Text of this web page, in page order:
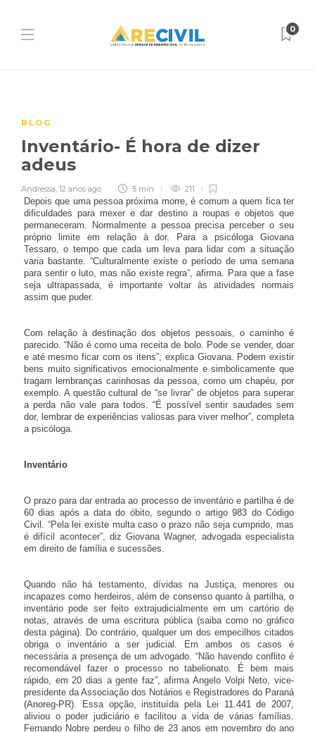
0
BLOG
Inventário- É hora de dizer
adeus
Andressa, 12 anos ago 5 min 211
Depois que uma pessoa próxima morre, é comum a quem fica ter
dificuldades para mexer e dar destino a roupas e objetos que
permaneceram. Normalmente a pessoa precisa perceber o seu
próprio limite em relação à dor. Para a psicóloga Giovana
Tessaro, o tempo que cada um leva para lidar com a situação
varia bastante. “Culturalmente existe o período de uma semana
para sentir o luto, mas não existe regra”, afirma. Para que a fase
seja ultrapassada, é importante voltar às atividades normais
assim que puder.
Com relação à destinação dos objetos pessoais, o caminho é
parecido. “Não é como uma receita de bolo. Pode se vender, doar
e até mesmo ficar com os itens”, explica Giovana. Podem existir
bens muito significativos emocionalmente e simbolicamente que
tragam lembranças carinhosas da pessoa, como um chapéu, por
exemplo. A questão cultural de “se livrar” de objetos para superar
a perda não vale para todos. “É possível sentir saudades sem
dor, lembrar de experiências valiosas para viver melhor”, completa
a psicóloga.
Inventário
O prazo para dar entrada ao processo de inventário e partilha é de
60 dias após a data do óbito, segundo o artigo 983 do Código
Civil. “Pela lei existe multa caso o prazo não seja cumprido, mas
é difícil acontecer”, diz Giovana Wagner, advogada especialista
em direito de família e sucessões.
Quando não há testamento, dívidas na Justiça, menores ou
incapazes como herdeiros, além de consenso quanto à partilha, o
inventário pode ser feito extrajudicialmente em um cartório de
notas, através de uma escritura pública (saiba como no gráfico
desta página). Do contrário, qualquer um dos empecilhos citados
obriga o inventário a ser judicial. Em ambos os casos é
necessária a presença de um advogado. “Não havendo conflito é
recomendável fazer o processo no tabelionato. É bem mais
rápido, em 20 dias a gente faz”, afirma Angelo Volpi Neto, vice-
presidente da Associação dos Notários e Registradores do Paraná
(Anoreg-PR). Essa opção, instituída pela Lei 11.441 de 2007,
aliviou o poder judiciário e facilitou a vida de várias famílias.
Fernando Nobre perdeu o filho de 23 anos em novembro do ano